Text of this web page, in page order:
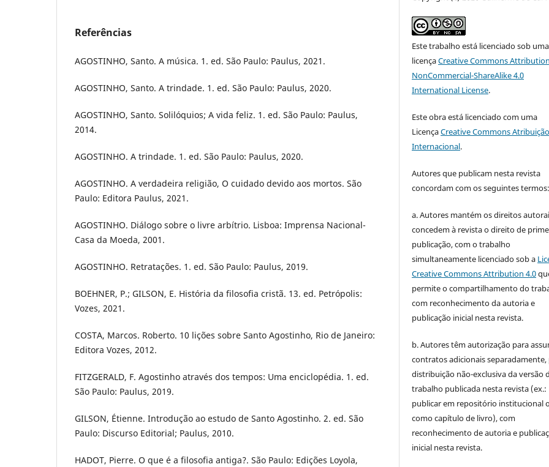
Referências
AGOSTINHO, Santo. A música. 1. ed. São Paulo: Paulus, 2021.
AGOSTINHO, Santo. A trindade. 1. ed. São Paulo: Paulus, 2020.
AGOSTINHO, Santo. Solilóquios; A vida feliz. 1. ed. São Paulo: Paulus,
2014.
AGOSTINHO. A trindade. 1. ed. São Paulo: Paulus, 2020.
AGOSTINHO. A verdadeira religião, O cuidado devido aos mortos. São
Paulo: Editora Paulus, 2021.
AGOSTINHO. Diálogo sobre o livre arbítrio. Lisboa: Imprensa Nacional-
Casa da Moeda, 2001.
AGOSTINHO. Retratações. 1. ed. São Paulo: Paulus, 2019.
BOEHNER, P.; GILSON, E. História da filosofia cristã. 13. ed. Petrópolis:
Vozes, 2021.
COSTA, Marcos. Roberto. 10 lições sobre Santo Agostinho, Rio de Janeiro:
Editora Vozes, 2012.
FITZGERALD, F. Agostinho através dos tempos: Uma enciclopédia. 1. ed.
São Paulo: Paulus, 2019.
GILSON, Étienne. Introdução ao estudo de Santo Agostinho. 2. ed. São
Paulo: Discurso Editorial; Paulus, 2010.
HADOT, Pierre. O que é a filosofia antiga?. São Paulo: Edições Loyola,
Este trabalho está licenciado sob uma
licençaCreative Commons
NonCommercial-ShareAlike 4.0
International License.
Este obra está licenciado com uma
LicençaCreative Commons
Internacional.
Autores que publicam nesta revista
concordam com os seguintes termos:
a. Autores mantém os direitos
concedem à revista o direito de
publicação, com o trabalho
simultaneamente licenciado sob a
Creative Commons Attribution 4.0
permite o compartilhamento do
com reconhecimento da autoria e
publicação inicial nesta revista.
b. Autores têm autorização para
contratos adicionais separadamente,
distribuição não-exclusiva da versão
trabalho publicada nesta revista (ex.:
publicar em repositório institucional
como capítulo de livro), com
reconhecimento de autoria e
inicial nesta revista.